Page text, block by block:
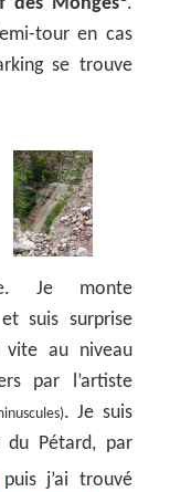
tour en cas
se trouve
Je monte
suis surprise
vite au niveau
par l’artiste
. Je suis
Pétard, par
puis j’ai trouvé